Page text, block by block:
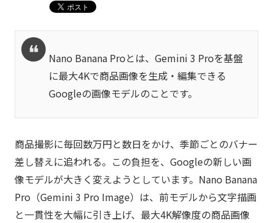
Nano Banana Proとは、Gemini 3 Proを基盤
に最大4Kで商品画像を生成・編集できる
Googleの画像モデルのことです。
商品撮影に毎回数万円と数日をかけ、季節ごとのバナー
差し替えに追われる。この負担を、Googleの新しい画
像モデルが大きく変えようとしています。Nano Banana
Pro（Gemini 3 Pro Image）は、前モデルから文字描画
と一貫性を大幅に引き上げ、最大4K解像度の商品画像